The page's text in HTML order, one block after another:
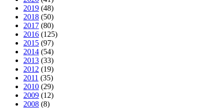
2019 (48)
2018 (50)
2017 (80)
2016 (125)
2015 (97)
2014 (54)
2013 (33)
2012 (19)
2011 (35)
2010 (29)
2009 (12)
2008 (8)